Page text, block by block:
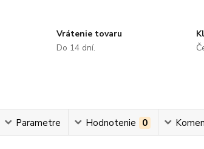
Vrátenie tovaru
Do 14 dní.
Parametre Hodnotenie 0